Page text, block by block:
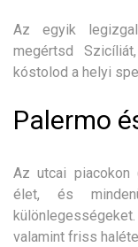
Az egyik
megértsd
kóstolod a helyi
Palermo
Az utcai piacokon
élet, és
valamint friss